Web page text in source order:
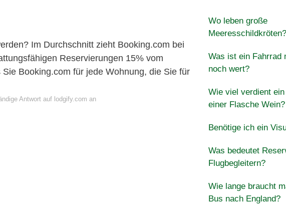
Im Durchschnitt zieht Booking.com bei
Reservierungen 15% vom
Booking.com für jede Wohnung, die Sie für
Antwort auf lodgify.com an
Wo leben große
Meeresschildkröten?
Was ist ein Fahrrad
noch wert?
Wie viel verdient
einer Flasche Wein?
Benötige ich ein
Was bedeutet
Flugbegleitern?
Wie lange braucht
Bus nach England?